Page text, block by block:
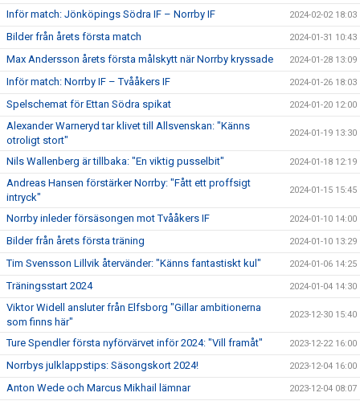
Inför match: Jönköpings Södra IF – Norrby IF 2024-02-02 18:03
Bilder från årets första match 2024-01-31 10:43
Max Andersson årets första målskytt när Norrby kryssade 2024-01-28 13:09
Inför match: Norrby IF – Tvååkers IF 2024-01-26 18:03
Spelschemat för Ettan Södra spikat 2024-01-20 12:00
Alexander Warneryd tar klivet till Allsvenskan: "Känns
otroligt stort"
2024-01-19 13:30
Nils Wallenberg är tillbaka: "En viktig pusselbit" 2024-01-18 12:19
Andreas Hansen förstärker Norrby: "Fått ett proffsigt
intryck"
2024-01-15 15:45
Norrby inleder försäsongen mot Tvååkers IF 2024-01-10 14:00
Bilder från årets första träning 2024-01-10 13:29
Tim Svensson Lillvik återvänder: "Känns fantastiskt kul" 2024-01-06 14:25
Träningsstart 2024 2024-01-04 14:30
Viktor Widell ansluter från Elfsborg "Gillar ambitionerna
som finns här"
2023-12-30 15:40
Ture Spendler första nyförvärvet inför 2024: "Vill framåt" 2023-12-22 16:00
Norrbys julklappstips: Säsongskort 2024! 2023-12-04 16:00
Anton Wede och Marcus Mikhail lämnar 2023-12-04 08:07